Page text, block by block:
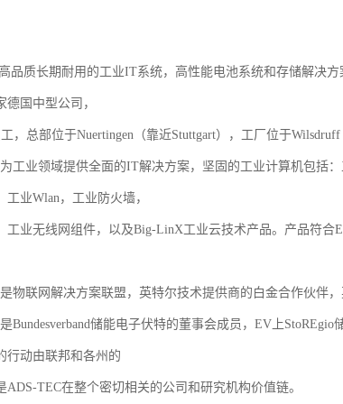
品质长期耐用的工业IT系统，高性能电池系统和存储解决
德国中型公司，
，总部位于Nuertingen（靠近Stuttgart），工厂位于Wilsdruff
业领域提供全面的IT解决方案，坚固的工业计算机包括
工业Wlan，工业防火墙，
工业无线网组件，以及Big-LinX工业云技术产品。产品符合
联网解决方案联盟，英特尔技术提供商的白金合作伙伴，
储能电子伏特的董事会成员，EV上StoREgio
行动由联邦和各州的
ADS-TEC在整个密切相关的公司和研究机构价值链。